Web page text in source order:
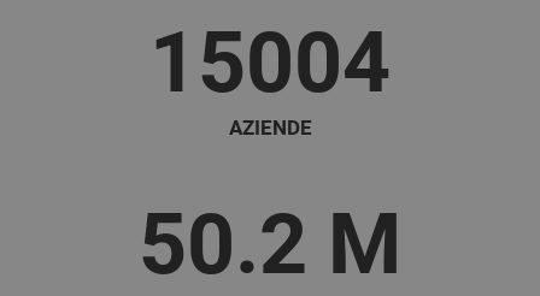
15004
AZIENDE
50.2 M